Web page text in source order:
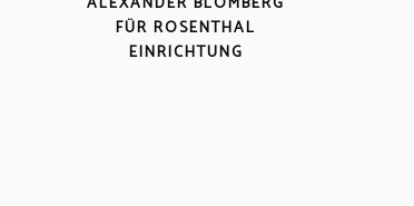
FÜR ROSENTHAL
EINRICHTUNG